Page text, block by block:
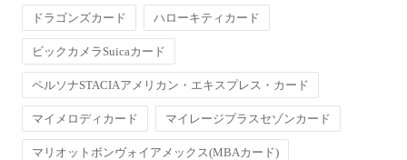
ドラゴンズカード ハローキティカード
ビックカメラSuicaカード
ペルソナSTACIAアメリカン・エキスプレス・カード
マイメロディカード マイレージプラスセゾンカード
マリオットボンヴォイアメックス(MBAカード)